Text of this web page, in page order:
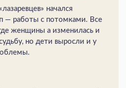
начался
— работы с потомками. Все
женщины а изменилась и
но дети выросли и у